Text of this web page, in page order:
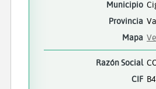
Municipio
Provincia
Mapa
Razón Social
CIF